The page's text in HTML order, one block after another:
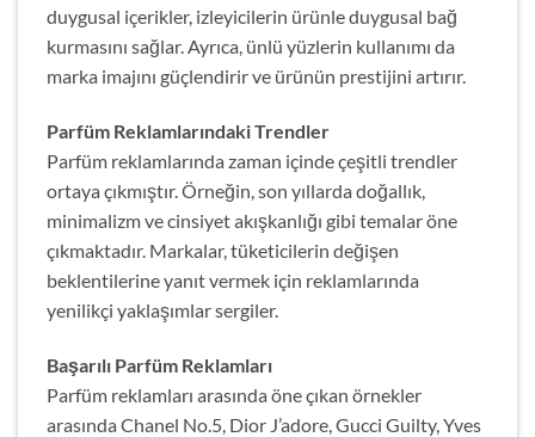
duygusal içerikler, izleyicilerin ürünle duygusal bağ
kurmasını sağlar. Ayrıca, ünlü yüzlerin kullanımı da
marka imajını güçlendirir ve ürünün prestijini artırır.
Parfüm Reklamlarındaki Trendler
Parfüm reklamlarında zaman içinde çeşitli trendler
ortaya çıkmıştır. Örneğin, son yıllarda doğallık,
minimalizm ve cinsiyet akışkanlığı gibi temalar öne
çıkmaktadır. Markalar, tüketicilerin değişen
beklentilerine yanıt vermek için reklamlarında
yenilikçi yaklaşımlar sergiler.
Başarılı Parfüm Reklamları
Parfüm reklamları arasında öne çıkan örnekler
arasında Chanel No.5, Dior J’adore, Gucci Guilty, Yves